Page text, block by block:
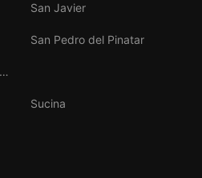
San Javier
San Pedro del Pinatar
Sucina